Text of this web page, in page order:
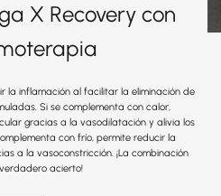
X Recovery con
la inflamación al facilitar la eliminación de
Si se complementa con calor,
gracias a la vasodilatación y alivia los
con frío, permite reducir la
a la vasoconstricción. ¡La combinación
acierto!